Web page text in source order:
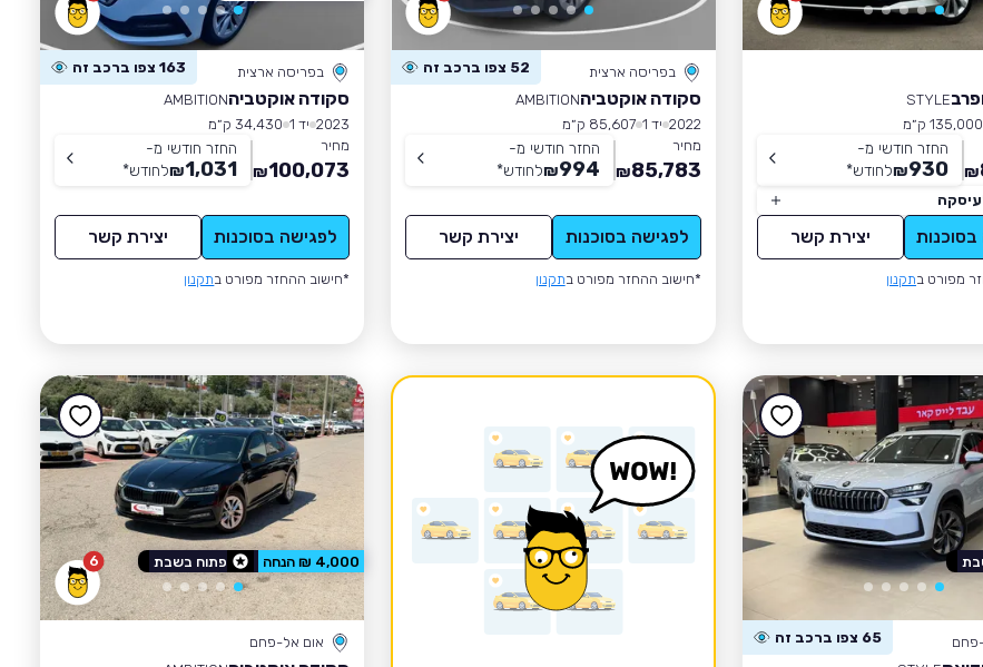
STYLE
135,000 ק״מ
₪
החזר חודשי מ-
930
₪לחודש*
יצירת קשר
מפורט בתקנון
בפריסה ארצית 52 צפו ברכב זה
סקודה אוקטביהAMBITION
2022 יד 1
85,607 ק״מ
מחיר
85,783
₪
החזר חודשי מ-
994
₪לחודש*
לפגישה בסוכנות יצירת קשר
*חישוב ההחזר מפורט בתקנון
בפריסה ארצית 163 צפו ברכב זה
סקודה אוקטביהAMBITION
2023 יד 1
34,430 ק״מ
מחיר
100,073
₪
החזר חודשי מ-
1,031
₪לחודש*
לפגישה בסוכנות יצירת קשר
*חישוב ההחזר מפורט בתקנון
פחם 65 צפו ברכב זה
6
אום אל-פחם
4,000 ₪ הנחה פתוח בשבת